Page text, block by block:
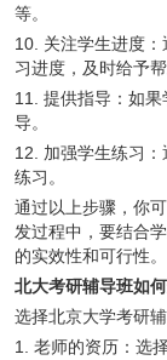
等。
10. 关注学生进度
习进度，及时给予帮
11. 提供指导：如
导。
12. 加强学生练习
练习。
通过以上步骤，你
发过程中，要结合
的实效性和可行性。
北大考研辅导班如
选择北京大学考研
1. 老师的资历：选